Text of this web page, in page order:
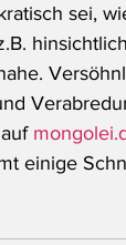
sei,
einige